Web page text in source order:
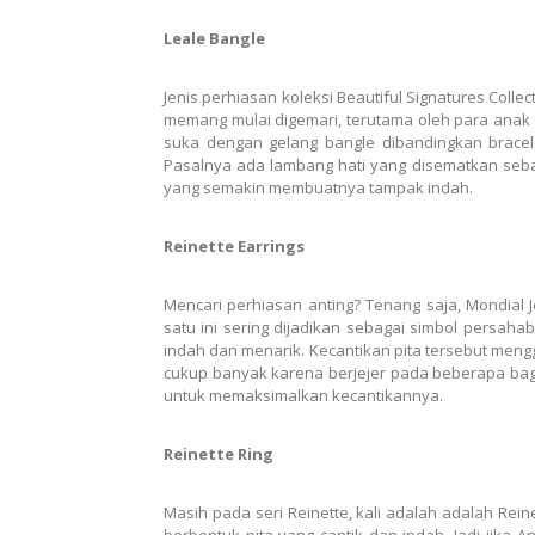
Leale Bangle
Jenis perhiasan koleksi Beautiful Signatures
memang mulai digemari, terutama oleh para
suka dengan gelang bangle dibandingkan
Pasalnya ada lambang hati yang disematkan
yang semakin membuatnya tampak indah.
Reinette Earrings
Mencari perhiasan anting? Tenang saja,
satu ini sering dijadikan sebagai simbol
indah dan menarik. Kecantikan pita tersebut
cukup banyak karena berjejer pada beberapa
untuk memaksimalkan kecantikannya.
Reinette Ring
Masih pada seri Reinette, kali adalah adalah